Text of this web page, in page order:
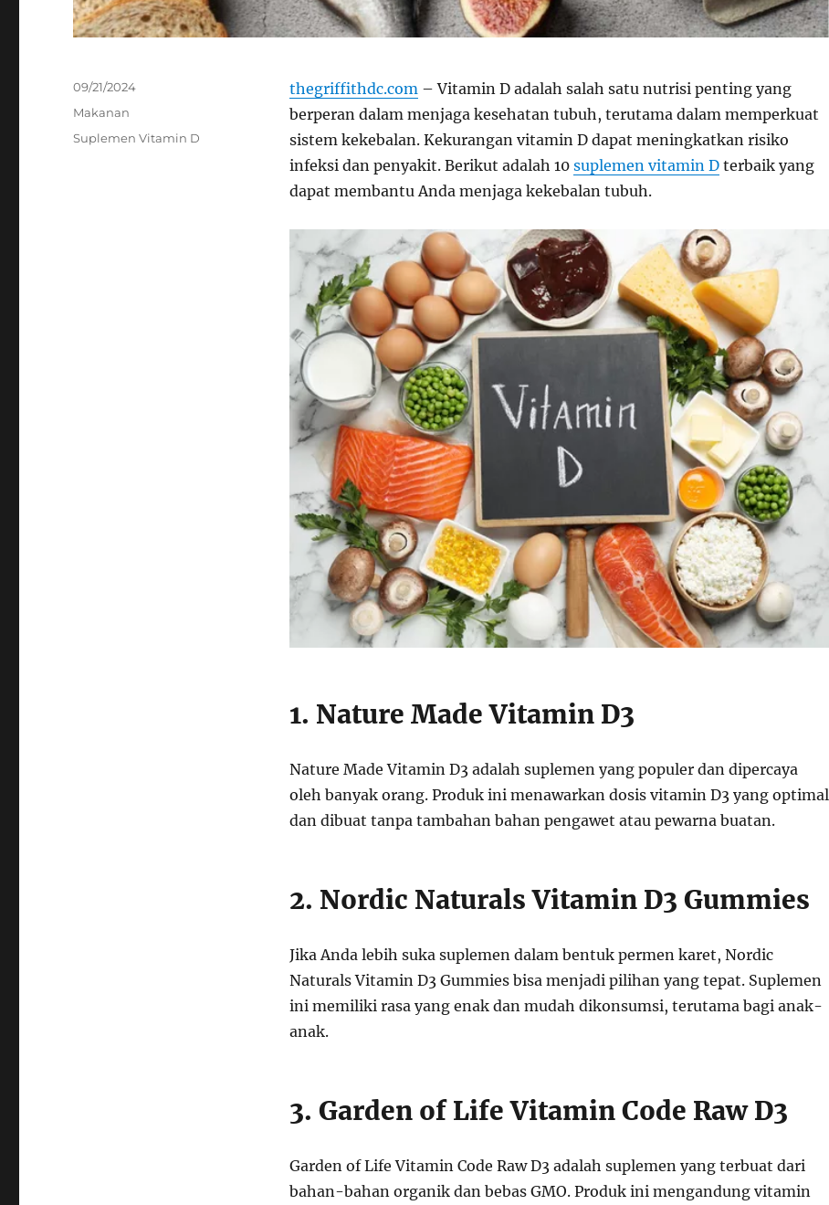
thegriffithdc.com – Vitamin D adalah salah satu nutrisi penting yang
berperan dalam menjaga kesehatan tubuh, terutama dalam memperkuat
sistem kekebalan. Kekurangan vitamin D dapat meningkatkan risiko
infeksi dan penyakit. Berikut adalah 10 suplemen vitamin Dterbaik yang
dapat membantu Anda menjaga kekebalan tubuh.
1. Nature Made Vitamin D3
Nature Made Vitamin D3 adalah suplemen yang populer dan dipercaya
oleh banyak orang. Produk ini menawarkan dosis vitamin D3 yang optimal
dan dibuat tanpa tambahan bahan pengawet atau pewarna buatan.
2. Nordic Naturals Vitamin D3 Gummies
Jika Anda lebih suka suplemen dalam bentuk permen karet, Nordic
Naturals Vitamin D3 Gummies bisa menjadi pilihan yang tepat. Suplemen
ini memiliki rasa yang enak dan mudah dikonsumsi, terutama bagi anak-
anak.
3. Garden of Life Vitamin Code Raw D3
Garden of Life Vitamin Code Raw D3 adalah suplemen yang terbuat dari
bahan-bahan organik dan bebas GMO. Produk ini mengandung vitamin
Posted
09/21/2024
Categories
Makanan
Tags
Suplemen Vitamin D